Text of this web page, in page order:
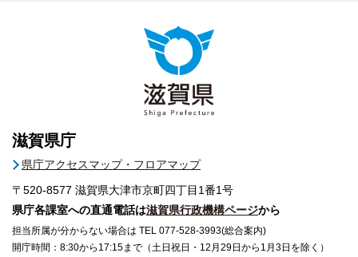
滋賀県庁
県庁アクセスマップ・フロアマップ
〒520-8577 滋賀県大津市京町四丁目1番1号
県庁各課室への直通電話は滋賀県行政機構ページから
担当所属が分からない場合は TEL 077-528-3993(総合案内)
開庁時間：8:30から17:15まで（土日祝日・12月29日から1月3日を除く）